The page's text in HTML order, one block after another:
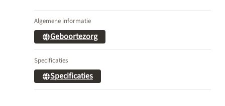
Algemene informatie
Geboortezorg
Specificaties
Specificaties